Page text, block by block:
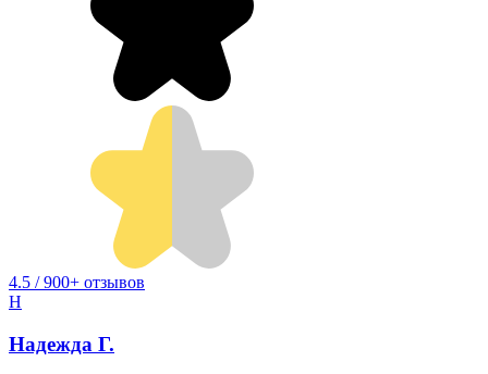
4.5 / 900+ отзывов
Н
Надежда Г.